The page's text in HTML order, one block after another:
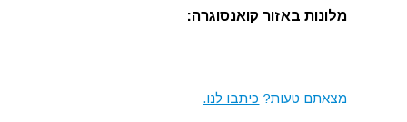
מלונות באזור קואנסוגרה:
מצאתם טעות? כיתבו לנו.